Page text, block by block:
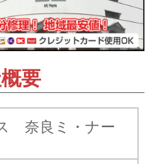
要
奈良ミ・ナー